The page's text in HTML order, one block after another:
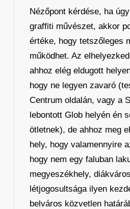
Nézőpont kérdése, ha
graffiti művészet, akkor
értéke, hogy tetszőleges
működhet. Az
ahhoz elég eldugott
hogy ne legyen zavaró
Centrum oldalán, vagy a
lebontott Glob helyén én
ötletnek), de ahhoz meg
hely, hogy valamennyire
hogy nem egy faluban
megyeszékhely,
létjogosultsága ilyen
belváros közvetlen